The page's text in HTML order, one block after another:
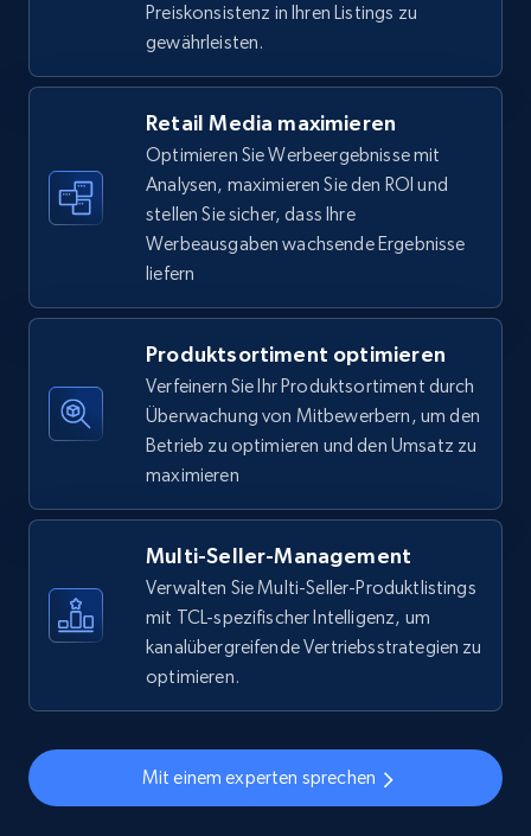
870+
Walmart - products
URL, Final price, Sku, Currency, Gtin,
Specifications, Image urls, Top reviews, and
5.6K+ 875+ Jetzt anfangen
Walmart - products - Find new products by
using specific category URL
URL, Final price, Sku, Currency, Gtin,
Specifications, Image urls, Top reviews, and
Walmart - products - Collects products by
specific keywords
URL, Final price, Sku, Currency, Gtin,
Specifications, Image urls, Top reviews, and
Preiskonsistenz in Ihren Listings zu
gewährleisten.
Retail Media maximieren
Optimieren Sie Werbeergebnisse mit
Analysen, maximieren Sie den ROI und
stellen Sie sicher, dass Ihre
Werbeausgaben wachsende Ergebnisse
liefern
Produktsortiment optimieren
Verfeinern Sie Ihr Produktsortiment durch
Überwachung von Mitbewerbern, um den
Betrieb zu optimieren und den Umsatz zu
maximieren
Multi-Seller-Management
Verwalten Sie Multi-Seller-Produktlistings
mit TCL-spezifischer Intelligenz, um
kanalübergreifende Vertriebsstrategien zu
optimieren.
Mit einem experten sprechen